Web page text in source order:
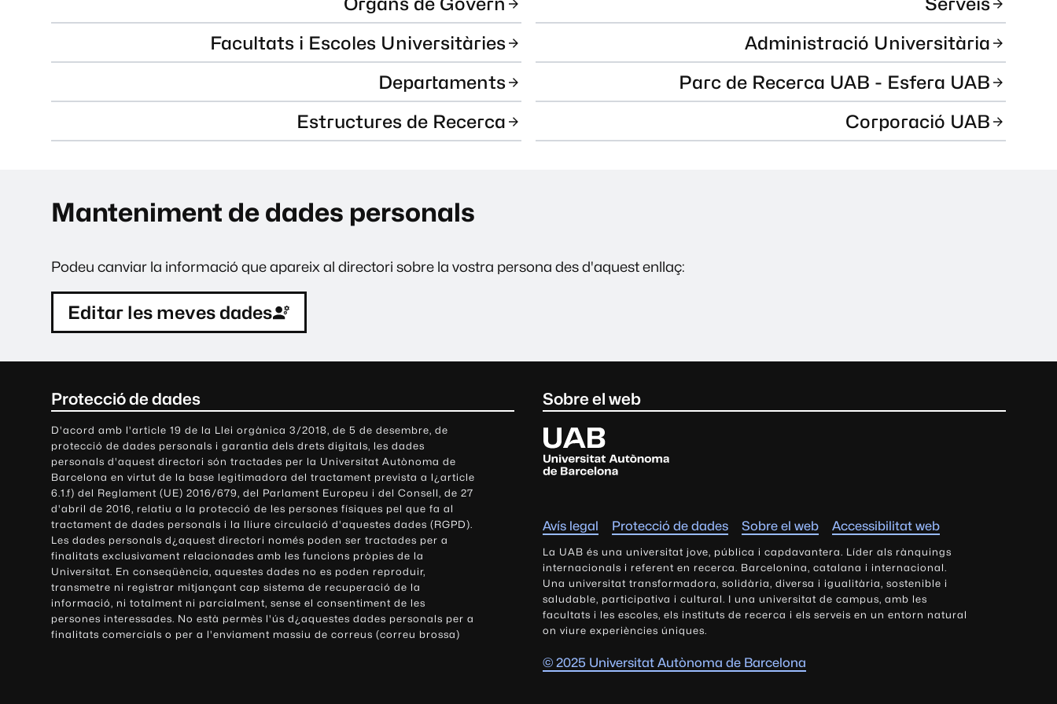
Facultats i Escoles Universitàries
Departaments
Estructures de Recerca
Administració Universitària
Parc de Recerca UAB - Esfera UAB
Corporació UAB
Manteniment de dades personals
Podeu canviar la informació que apareix al directori sobre la vostra persona des d'aquest enllaç:
Editar les meves dades
Protecció de dades
D'acord amb l'article 19 de la Llei orgànica 3/2018, de 5 de desembre, de
protecció de dades personals i garantia dels drets digitals, les dades
personals d'aquest directori són tractades per la Universitat Autònoma de
Barcelona en virtut de la base legitimadora del tractament prevista a l¿article
6.1.f) del Reglament (UE) 2016/679, del Parlament Europeu i del Consell, de 27
d'abril de 2016, relatiu a la protecció de les persones físiques pel que fa al
tractament de dades personals i la lliure circulació d'aquestes dades (RGPD).
Les dades personals d¿aquest directori només poden ser tractades per a
finalitats exclusivament relacionades amb les funcions pròpies de la
Universitat. En conseqüència, aquestes dades no es poden reproduir,
transmetre ni registrar mitjançant cap sistema de recuperació de la
informació, ni totalment ni parcialment, sense el consentiment de les
persones interessades. No està permès l'ús d¿aquestes dades personals per a
finalitats comercials o per a l'enviament massiu de correus (correu brossa)
Sobre el web
U
n
i
s
i
t
a
t
A
u
t
ò
Avís legal Protecció de dades Sobre el web Accessibilitat web
La UAB és una universitat jove, pública i capdavantera. Líder als rànquings
internacionals i referent en recerca. Barcelonina, catalana i internacional.
Una universitat transformadora, solidària, diversa i igualitària, sostenible i
saludable, participativa i cultural. I una universitat de campus, amb les
facultats i les escoles, els instituts de recerca i els serveis en un entorn natural
on viure experiències úniques.
© 2025 Universitat Autònoma de Barcelona